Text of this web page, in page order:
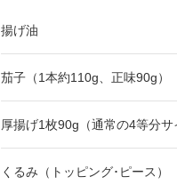
揚げ油
茄子（1本約110g、正味90g）
厚揚げ1枚90g（通常の4等分サ
くるみ（トッピング･ピース）